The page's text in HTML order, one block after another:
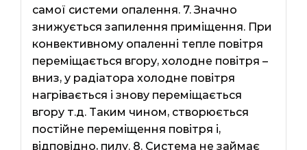
самої системи опалення. 7. Значно
знижується запилення приміщення. При
конвективному опаленні тепле повітря
переміщається вгору, холодне повітря –
вниз, у радіатора холодне повітря
нагрівається і знову переміщається
вгору т.д. Таким чином, створюється
постійне переміщення повітря і,
відповідно, пилу. 8. Система не займає